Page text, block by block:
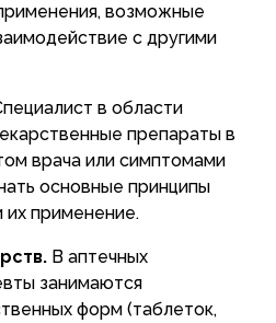
возможные
с другими
в области
препараты в
врача или симптомами
основные принципы
их применение.
В аптечных
занимаются
форм (таблеток,